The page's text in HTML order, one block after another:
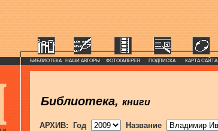
БИБЛИОТЕКА НАШИ АВТОРЫ ФОТОГАЛЕРЕЯ ПОДПИСКА КАРТА САЙТА
Библиотека, книги
АРХИВ: Год Название